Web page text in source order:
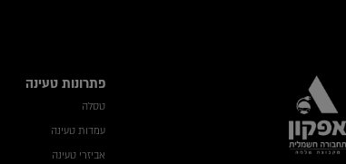
פתרונות טעינה
טסלה
עמדות טעינה
אביזרי טעינה